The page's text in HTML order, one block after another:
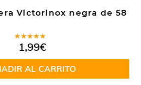
Victorinox negra de 58
Valorado
en5.00de
5
1,99€
AL CARRITO